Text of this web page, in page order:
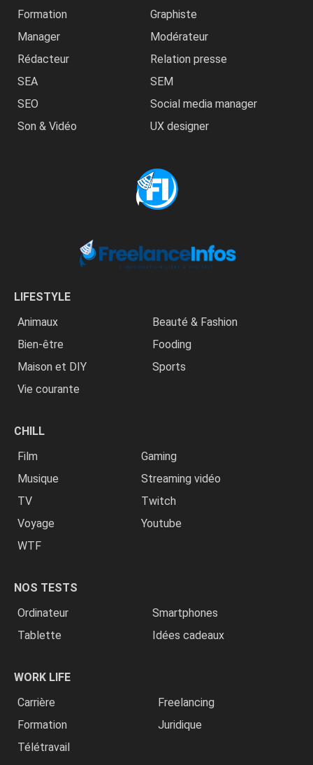
Formation
Graphiste
Manager
Modérateur
Rédacteur
Relation presse
SEA
SEM
SEO
Social media manager
Son & Vidéo
UX designer
LIFESTYLE
Animaux
Beauté & Fashion
Bien-être
Fooding
Maison et DIY
Sports
Vie courante
CHILL
Film
Gaming
Musique
Streaming vidéo
TV
Twitch
Voyage
Youtube
WTF
NOS TESTS
Ordinateur
Smartphones
Tablette
Idées cadeaux
WORK LIFE
Carrière
Freelancing
Formation
Juridique
Télétravail